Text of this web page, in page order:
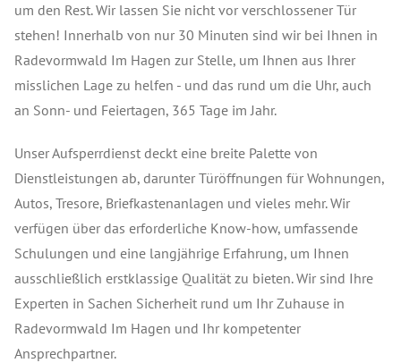
um den Rest. Wir lassen Sie nicht vor verschlossener Tür
stehen! Innerhalb von nur 30 Minuten sind wir bei Ihnen in
Radevormwald Im Hagen zur Stelle, um Ihnen aus Ihrer
misslichen Lage zu helfen - und das rund um die Uhr, auch
an Sonn- und Feiertagen, 365 Tage im Jahr.
Unser Aufsperrdienst deckt eine breite Palette von
Dienstleistungen ab, darunter Türöffnungen für Wohnungen,
Autos, Tresore, Briefkastenanlagen und vieles mehr. Wir
verfügen über das erforderliche Know-how, umfassende
Schulungen und eine langjährige Erfahrung, um Ihnen
ausschließlich erstklassige Qualität zu bieten. Wir sind Ihre
Experten in Sachen Sicherheit rund um Ihr Zuhause in
Radevormwald Im Hagen und Ihr kompetenter
Ansprechpartner.